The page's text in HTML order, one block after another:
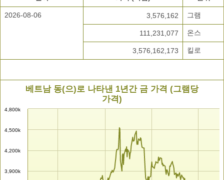
2026-08-06 3,576,162 그램
111,231,077 온스
3,576,162,173 킬로
베트남 동(으)로 나타낸 1년간 금 가격 (그램당
가격)
3,900k
4,200k
4,500k
4,800k